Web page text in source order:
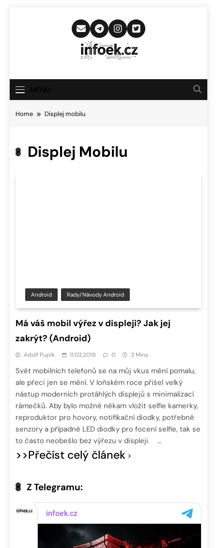
Infoek.cz
Novinkám
Home Displej mobilu
Displej Mobilu
Android Rady/návody Android
Má váš mobil výřez v displeji? Jak jej
zakrýt? (Android)
Adolf Pupík 11.03.2019 0 3 Mins
Svět mobilních telefonů se na můj vkus mění pomalu,
ale přeci jen se mění. V loňském roce přišel velký
nástup moderních protáhlých displejů s minimalizací
rámečků. Aby bylo možné někam vložit selfie kamerky,
reproduktor pro hovory, notifikační diodky, potřebné
senzory a případné LED diodky pro focení selfie, tak se
to často neobešlo bez výřezu v displeji. …
>>Přečíst celý článek
Z Telegramu: